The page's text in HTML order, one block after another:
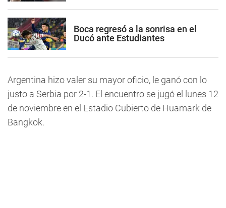
Boca regresó a la sonrisa en el
Ducó ante Estudiantes
Argentina hizo valer su mayor oficio, le ganó con lo
justo a Serbia por 2-1. El encuentro se jugó el lunes 12
de noviembre en el Estadio Cubierto de Huamark de
Bangkok.